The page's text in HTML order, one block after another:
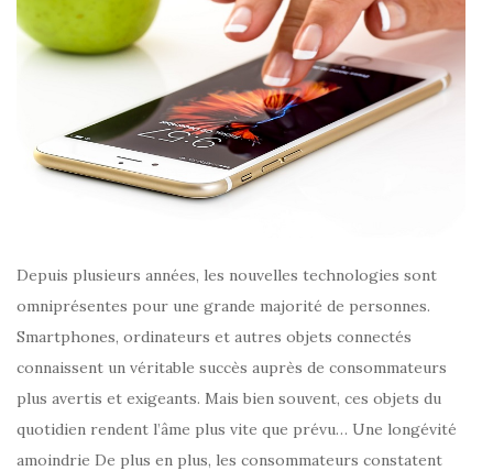
Depuis plusieurs années, les nouvelles technologies sont
omniprésentes pour une grande majorité de personnes.
Smartphones, ordinateurs et autres objets connectés
connaissent un véritable succès auprès de consommateurs
plus avertis et exigeants. Mais bien souvent, ces objets du
quotidien rendent l’âme plus vite que prévu… Une longévité
amoindrie De plus en plus, les consommateurs constatent